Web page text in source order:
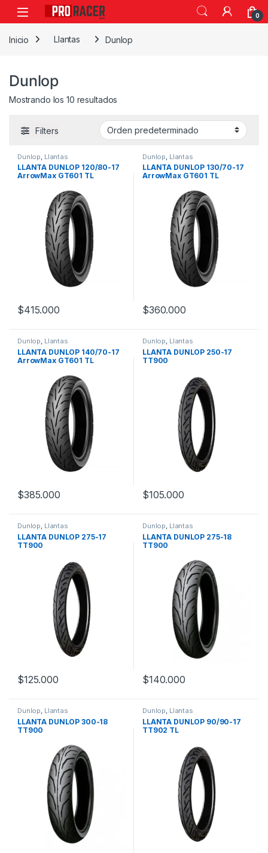
0
Inicio Llantas Dunlop
Dunlop
Mostrando los 10 resultados
Filters
Dunlop Llantas
LLANTA DUNLOP 120/80-17
ArrowMax GT601 TL
$415.000
Dunlop Llantas
LLANTA DUNLOP 130/70-17
ArrowMax GT601 TL
$360.000
Dunlop, Llantas
LLANTA DUNLOP 140/70-17
ArrowMax GT601 TL
$385.000
Dunlop, Llantas
LLANTA DUNLOP 250-17
TT900
$105.000
Dunlop, Llantas
LLANTA DUNLOP 275-17
TT900
$125.000
Dunlop, Llantas
LLANTA DUNLOP 275-18
TT900
$140.000
Dunlop, Llantas
LLANTA DUNLOP 300-18
TT900
Dunlop, Llantas
LLANTA DUNLOP 90/90-17
TT902 TL